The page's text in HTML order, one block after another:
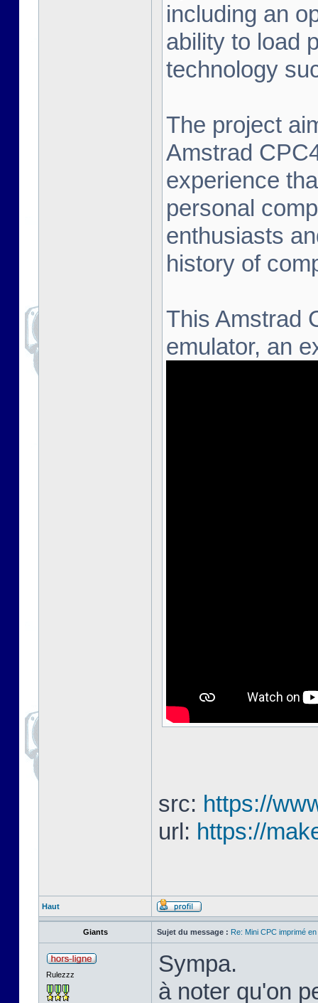
including an
ability to load
technology
The project
Amstrad
experience
personal
enthusiasts
history of
This Amstrad
emulator, an
src: https://
url: https://
Haut
Giants Sujet du message : Re: Mini CPC imprimé
Rulezzz
Sympa.
à noter qu'on